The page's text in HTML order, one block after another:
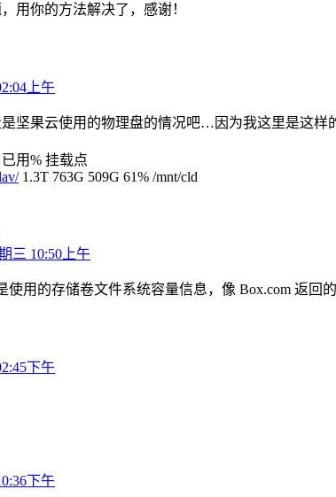
用你的方法解决了，感谢！
上午
坚果云使用的物理盘的情况吧…因为我这里是这样
用% 挂载点
1.3T 763G 509G 61% /mnt/cld
三 10:50上午
使用的存储卷文件系统容量信息，像 Box.com 返回
下午
下午